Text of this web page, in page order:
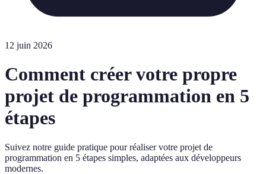
12 juin 2026
Comment créer votre propre
projet de programmation en 5
étapes
Suivez notre guide pratique pour réaliser votre projet de
programmation en 5 étapes simples, adaptées aux développeurs
modernes.